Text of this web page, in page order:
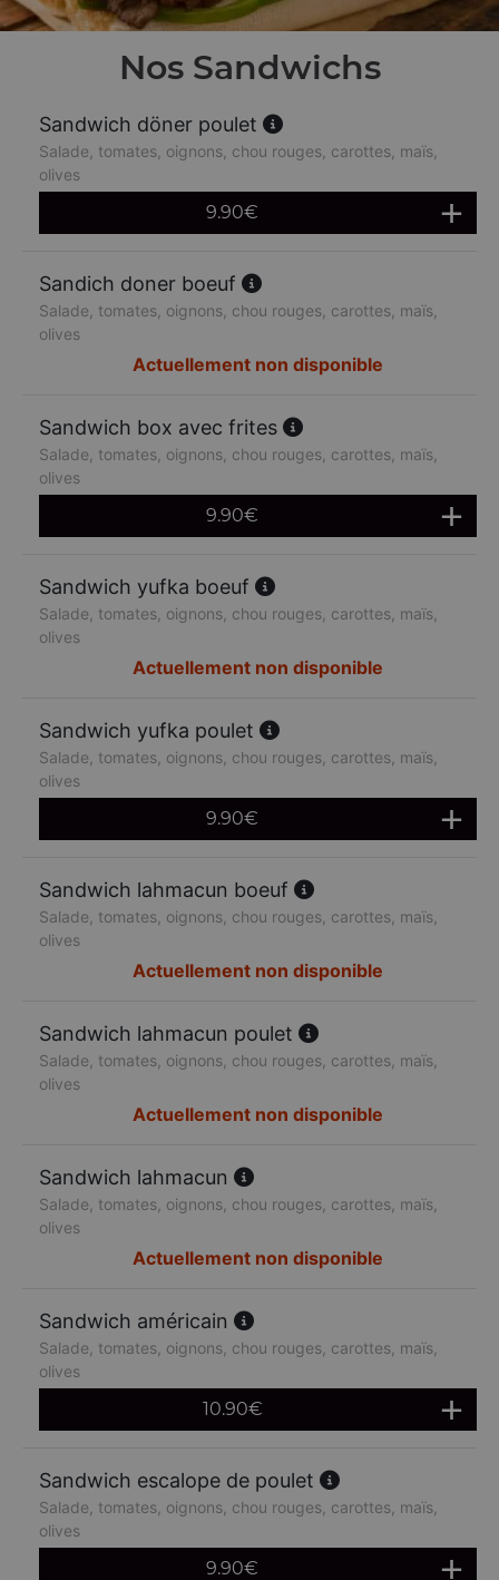
Nos Sandwichs
Sandwich döner poulet
Salade, tomates, oignons, chou rouges, carottes, maïs,
olives
9.90€
Sandich doner boeuf
Salade, tomates, oignons, chou rouges, carottes, maïs,
olives
Actuellement non disponible
Sandwich box avec frites
Salade, tomates, oignons, chou rouges, carottes, maïs,
olives
9.90€
Sandwich yufka boeuf
Salade, tomates, oignons, chou rouges, carottes, maïs,
olives
Actuellement non disponible
Sandwich yufka poulet
Salade, tomates, oignons, chou rouges, carottes, maïs,
olives
9.90€
Sandwich lahmacun boeuf
Salade, tomates, oignons, chou rouges, carottes, maïs,
olives
Actuellement non disponible
Sandwich lahmacun poulet
Salade, tomates, oignons, chou rouges, carottes, maïs,
olives
Actuellement non disponible
Sandwich lahmacun
Salade, tomates, oignons, chou rouges, carottes, maïs,
olives
Actuellement non disponible
Sandwich américain
Salade, tomates, oignons, chou rouges, carottes, maïs,
olives
10.90€
Sandwich escalope de poulet
Salade, tomates, oignons, chou rouges, carottes, maïs,
olives
9.90€